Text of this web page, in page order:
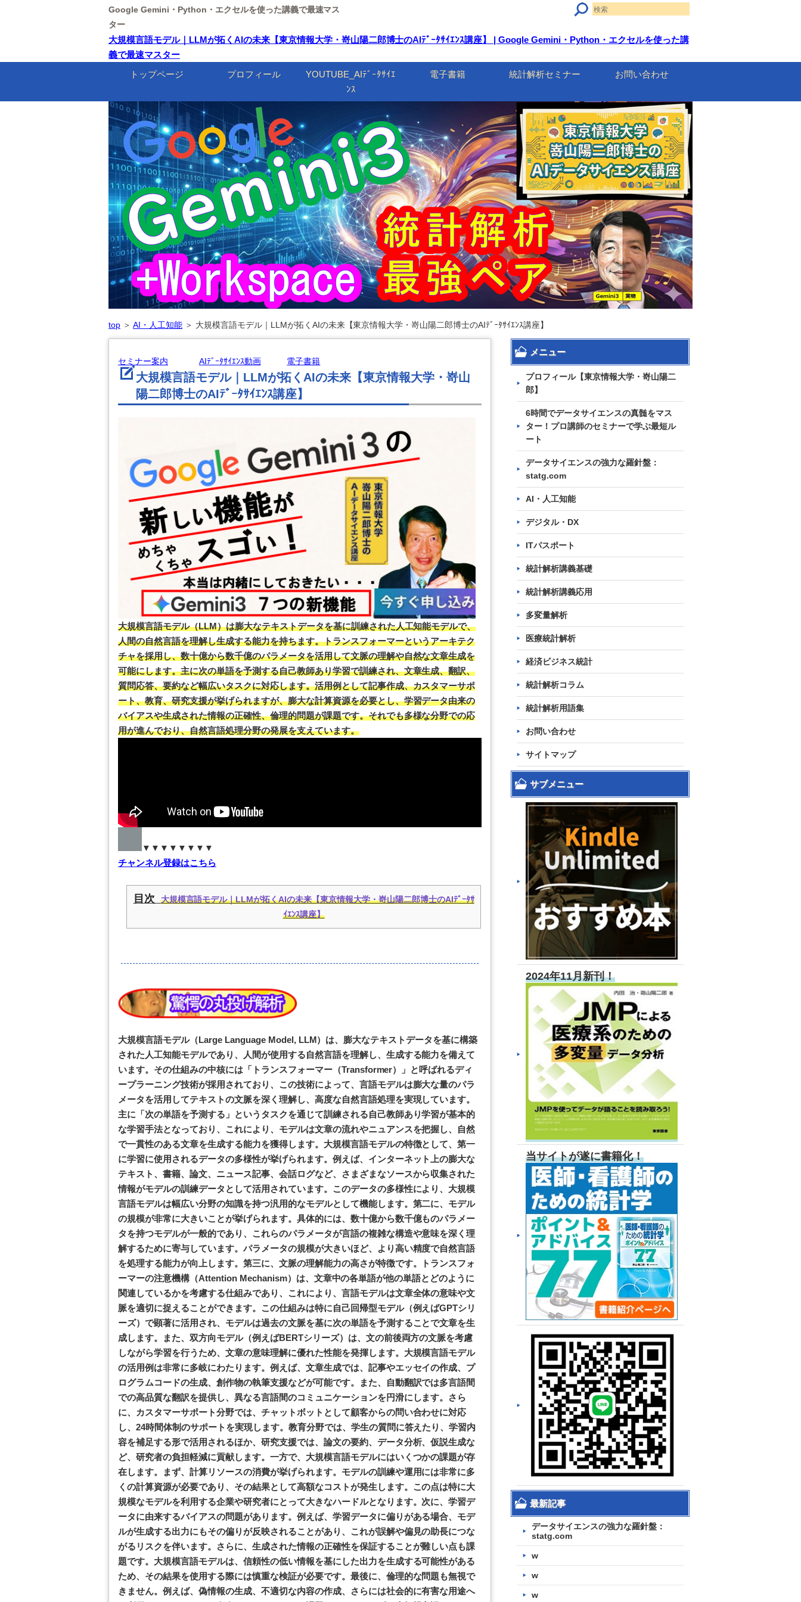
Google Gemini・Python・エクセルを使った講義で最速マス
ター
大規模言語モデル｜LLMが拓くAIの未来【東京情報大学・嵜山陽二郎博士のAIﾃﾞｰﾀｻｲｴﾝｽ講座】 | Google Gemini・Python・エクセルを使った講
義で最速マスター
トップページ
プロフィール
YOUTUBE_AIﾃﾞｰﾀｻｲｴ
ﾝｽ
電子書籍 統計解析セミナー お問い合わせ
top＞ AI・人工知能＞ 大規模言語モデル｜LLMが拓くAIの未来【東京情報大学・嵜山陽二郎博士のAIﾃﾞｰﾀｻｲｴﾝｽ講座】
セミナー案内 AIﾃﾞｰﾀｻｲｴﾝｽ動画 電子書籍
大規模言語モデル｜LLMが拓くAIの未来【東京情報大学・嵜山
陽二郎博士のAIﾃﾞｰﾀｻｲｴﾝｽ講座】
大規模言語モデル（LLM）は膨大なテキストデータを基に訓練された人工知能モデルで、
人間の自然言語を理解し生成する能力を持ちます。トランスフォーマーというアーキテク
チャを採用し、数十億から数千億のパラメータを活用して文脈の理解や自然な文章生成を
可能にします。主に次の単語を予測する自己教師あり学習で訓練され、文章生成、翻訳、
質問応答、要約など幅広いタスクに対応します。活用例として記事作成、カスタマーサポ
ート、教育、研究支援が挙げられますが、膨大な計算資源を必要とし、学習データ由来の
バイアスや生成された情報の正確性、倫理的問題が課題です。それでも多様な分野での応
用が進んでおり、自然言語処理分野の発展を支えています。
▼▼▼▼▼▼▼▼
チャンネル登録はこちら
目次
大規模言語モデル｜LLMが拓くAIの未来【東京情報大学・嵜山陽二郎博士のAIﾃﾞｰﾀｻ
ｲｴﾝｽ講座】
大規模言語モデル（Large Language Model, LLM）は、膨大なテキストデータを基に構築
された人工知能モデルであり、人間が使用する自然言語を理解し、生成する能力を備えて
います。その仕組みの中核には「トランスフォーマー（Transformer）」と呼ばれるディ
ープラーニング技術が採用されており、この技術によって、言語モデルは膨大な量のパラ
メータを活用してテキストの文脈を深く理解し、高度な自然言語処理を実現しています。
主に「次の単語を予測する」というタスクを通じて訓練される自己教師あり学習が基本的
な学習手法となっており、これにより、モデルは文章の流れやニュアンスを把握し、自然
で一貫性のある文章を生成する能力を獲得します。大規模言語モデルの特徴として、第一
に学習に使用されるデータの多様性が挙げられます。例えば、インターネット上の膨大な
テキスト、書籍、論文、ニュース記事、会話ログなど、さまざまなソースから収集された
情報がモデルの訓練データとして活用されています。このデータの多様性により、大規模
言語モデルは幅広い分野の知識を持つ汎用的なモデルとして機能します。第二に、モデル
の規模が非常に大きいことが挙げられます。具体的には、数十億から数千億ものパラメー
タを持つモデルが一般的であり、これらのパラメータが言語の複雑な構造や意味を深く理
解するために寄与しています。パラメータの規模が大きいほど、より高い精度で自然言語
を処理する能力が向上します。第三に、文脈の理解能力の高さが特徴です。トランスフォ
ーマーの注意機構（Attention Mechanism）は、文章中の各単語が他の単語とどのように
関連しているかを考慮する仕組みであり、これにより、言語モデルは文章全体の意味や文
脈を適切に捉えることができます。この仕組みは特に自己回帰型モデル（例えばGPTシリ
ーズ）で顕著に活用され、モデルは過去の文脈を基に次の単語を予測することで文章を生
成します。また、双方向モデル（例えばBERTシリーズ）は、文の前後両方の文脈を考慮
しながら学習を行うため、文章の意味理解に優れた性能を発揮します。大規模言語モデル
の活用例は非常に多岐にわたります。例えば、文章生成では、記事やエッセイの作成、プ
ログラムコードの生成、創作物の執筆支援などが可能です。また、自動翻訳では多言語間
での高品質な翻訳を提供し、異なる言語間のコミュニケーションを円滑にします。さら
に、カスタマーサポート分野では、チャットボットとして顧客からの問い合わせに対応
し、24時間体制のサポートを実現します。教育分野では、学生の質問に答えたり、学習内
容を補足する形で活用されるほか、研究支援では、論文の要約、データ分析、仮説生成な
ど、研究者の負担軽減に貢献します。一方で、大規模言語モデルにはいくつかの課題が存
在します。まず、計算リソースの消費が挙げられます。モデルの訓練や運用には非常に多
くの計算資源が必要であり、その結果として高額なコストが発生します。この点は特に大
規模なモデルを利用する企業や研究者にとって大きなハードルとなります。次に、学習デ
ータに由来するバイアスの問題があります。例えば、学習データに偏りがある場合、モデ
ルが生成する出力にもその偏りが反映されることがあり、これが誤解や偏見の助長につな
がるリスクを伴います。さらに、生成された情報の正確性を保証することが難しい点も課
題です。大規模言語モデルは、信頼性の低い情報を基にした出力を生成する可能性がある
ため、その結果を使用する際には慎重な検証が必要です。最後に、倫理的な問題も無視で
きません。例えば、偽情報の生成、不適切な内容の作成、さらには社会的に有害な用途へ
メニュー
プロフィール【東京情報大学・嵜山陽二
郎】
6時間でデータサイエンスの真髄をマス
ター！プロ講師のセミナーで学ぶ最短ル
ート
データサイエンスの強力な羅針盤：
statg.com
AI・人工知能
デジタル・DX
ITパスポート
統計解析講義基礎
統計解析講義応用
多変量解析
医療統計解析
経済ビジネス統計
統計解析コラム
統計解析用語集
お問い合わせ
サイトマップ
サブメニュー
2024年11月新刊！
当サイトが遂に書籍化！
最新記事
データサイエンスの強力な羅針盤：
statg.com
w
w
w